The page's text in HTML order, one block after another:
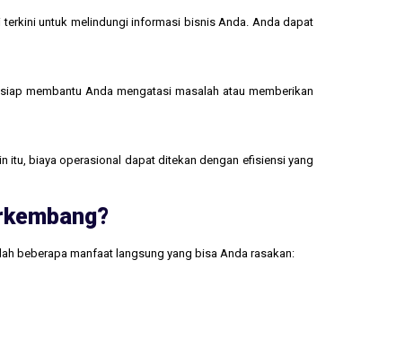
untuk melindungi informasi bisnis Anda. Anda dapat
membantu Anda mengatasi masalah atau memberikan
itu, biaya operasional dapat ditekan dengan efisiensi yang
beberapa manfaat langsung yang bisa Anda rasakan: